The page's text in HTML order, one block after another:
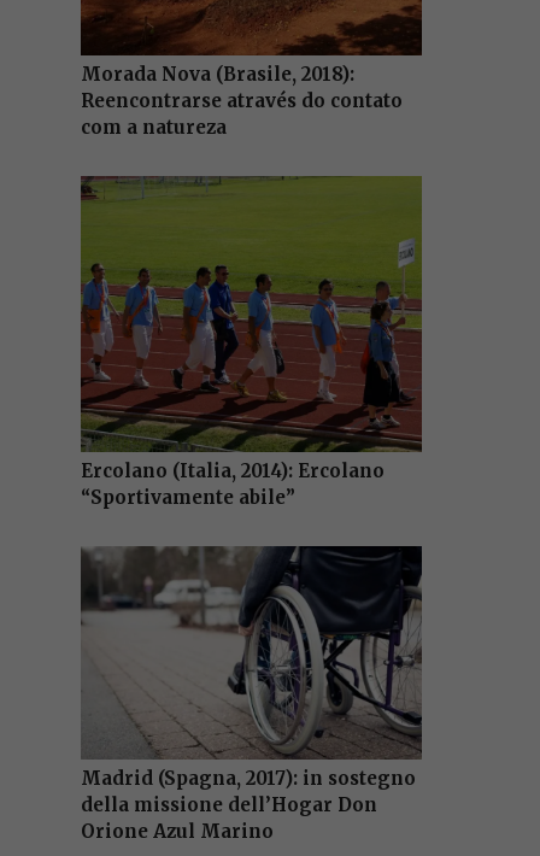
Morada Nova (Brasile, 2018):
Reencontrarse através do contato
com a natureza
Ercolano (Italia, 2014): Ercolano
“Sportivamente abile”
Madrid (Spagna, 2017): in sostegno
della missione dell’Hogar Don
Orione Azul Marino